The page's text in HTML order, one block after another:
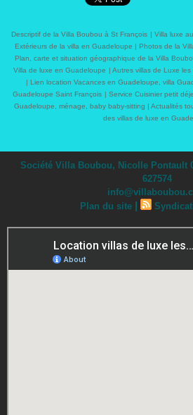
Descriptif de la Villa Boubou à St François Villa luxe
Extérieurs de la villa en Guadeloupe
Photos de la
Plan, carte et situation géographique de la Villa
Villa de luxe en Guadeloupe
Autres villas de Luxe
Lien location Vacances en Guadeloupe, villa
Guadeloupe Saint François
Service Cuisinier petit
Guadeloupe, ménage, baby baby-sitting
Actualités
des villas de luxe en
Société Villa Boubou, Nicolle Pontault
627574
Plan du site |